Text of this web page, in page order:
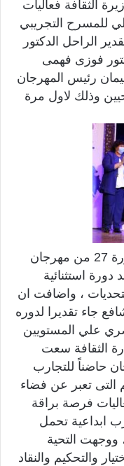
الثقافة فعاليات
للمسرح التجريبي
الراحل الدكتور
فوزى فهمى
رئيس المهرجان
وذلك لاول مرة
وفى كلمتها قالت عبد الدايم ان الدورة 27 من مهرجان
دورة استثنائية
، واضافت ان
جاء تقديرا لدوره
علي المستويين
الثقافة سعت
حاضناً للتجارب
التى تعبر عن فضاء
فرصة براقة
ابداعية تحمل
ووجهت التحية
والتحكيم والنقاد